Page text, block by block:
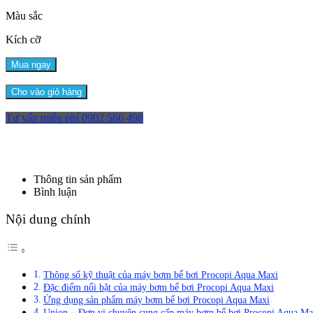
Màu sắc
Kích cỡ
Mua ngay
Cho vào giỏ hàng
Tư vấn miễn phí 0902 566 498
Thông tin sản phẩm
Bình luận
Nội dung chính
Thông số kỹ thuật của máy bơm bể bơi Procopi Aqua Maxi
Đặc điểm nổi bật của máy bơm bể bơi Procopi Aqua Maxi
Ứng dụng sản phẩm máy bơm bể bơi Procopi Aqua Maxi